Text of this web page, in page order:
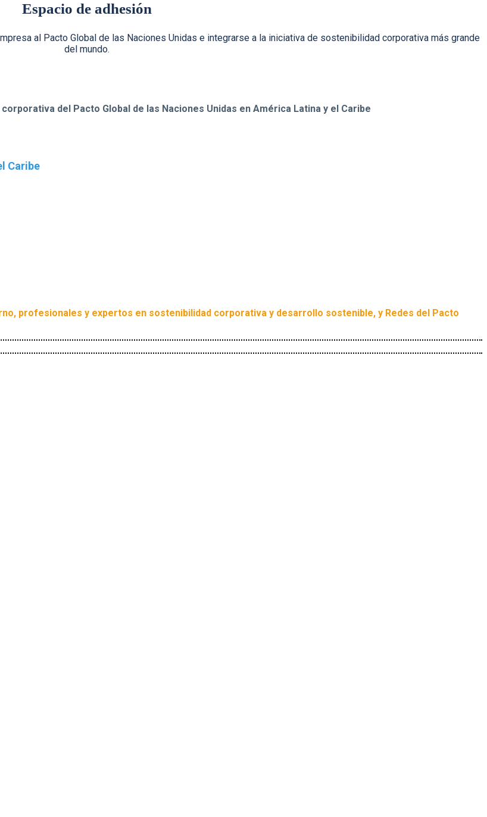
Espacio de adhesión
al Pacto Global de las Naciones Unidas e integrarse a la iniciativa de sostenibilidad corporativa más grande
del mundo.
del Pacto Global de las Naciones Unidas en América Latina y el Caribe
Caribe
profesionales y expertos en sostenibilidad corporativa y desarrollo sostenible, y Redes del Pacto